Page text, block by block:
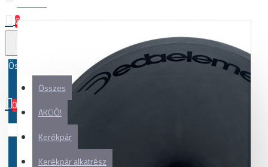
0
Összes
Összes
AKCIÓ!
Kerékpár
Kerékpár alkatrész
0